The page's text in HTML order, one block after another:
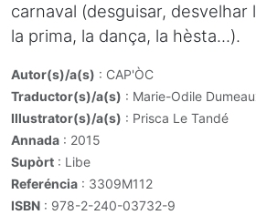
carnaval (desguisar, desvelhar
la prima, la dança, la hèsta...).
Autor(s)/a(s) : CAP'ÒC
Traductor(s)/a(s) : Marie-Odile
Illustrator(s)/a(s) : Prisca Le Tandé
Annada : 2015
Supòrt : Libe
Referéncia : 3309M112
ISBN : 978-2-240-03732-9